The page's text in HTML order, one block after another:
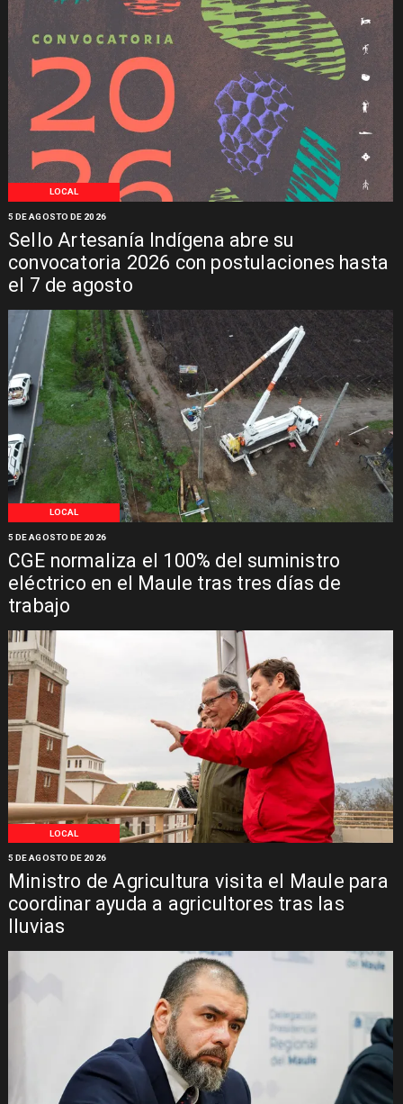
LOCAL
Sello Artesanía Indígena abre su
convocatoria 2026 con postulaciones hasta
el 7 de agosto
5 DE AGOSTO DE 2026
LOCAL
CGE normaliza el 100% del suministro
eléctrico en el Maule tras tres días de
trabajo
5 DE AGOSTO DE 2026
LOCAL
Ministro de Agricultura visita el Maule para
coordinar ayuda a agricultores tras las
lluvias
5 DE AGOSTO DE 2026